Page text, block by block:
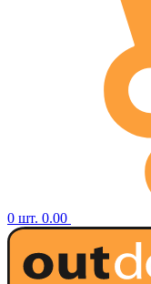
0 шт. 0.00